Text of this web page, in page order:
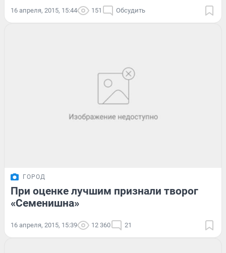
16 апреля, 2015, 15:44 151 Обсудить
ГОРОД
При оценке лучшим признали творог
«Семенишна»
16 апреля, 2015, 15:39 12 360 21